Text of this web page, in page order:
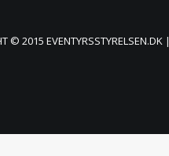
© 2015 EVENTYRSSTYRELSEN.DK |